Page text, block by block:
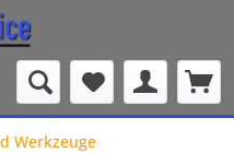
Werkzeuge